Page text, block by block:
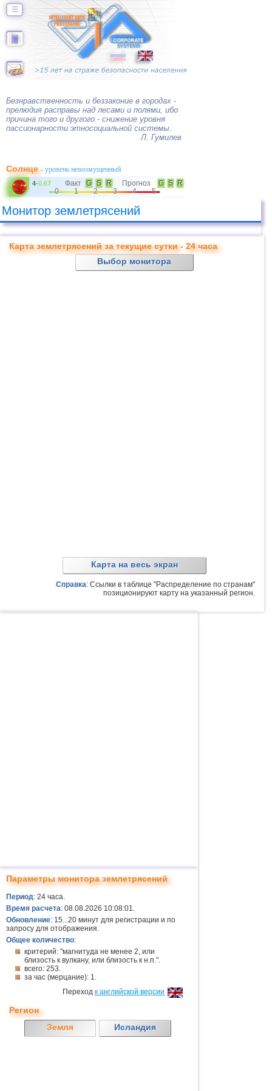
☰
Безнравственность и беззаконие в городах -
прелюдия расправы над лесами и полями, ибо
причина того и другого - снижение уровня
пассионарности этносоциальной системы.
Л. Гумилев
Солнце- уровень невозмущенный
4-0.67 Факт G S R Прогноз G S
R
0
1 2 3 4 5
Монитор землетрясений
Карта землетрясений за текущие сутки - 24 часа
Выбор монитора
Карта на весь экран
Справка: Ссылки в таблице "Распределение по странам"
позиционируют карту на указанный регион.
Параметры монитора землетрясений
Период: 24 часа.
Время расчета: 08.08.2026 10:08:01.
Обновление: 15...20 минут для регистрации и по
запросу для отображения.
Общее количество:
критерий: "магнитуда не менее 2, или
близость к вулкану, или близость к н.п.".
всего: 253.
за час (мерцание): 1.
Переход к английской версии
Регион
Земля
Исландия